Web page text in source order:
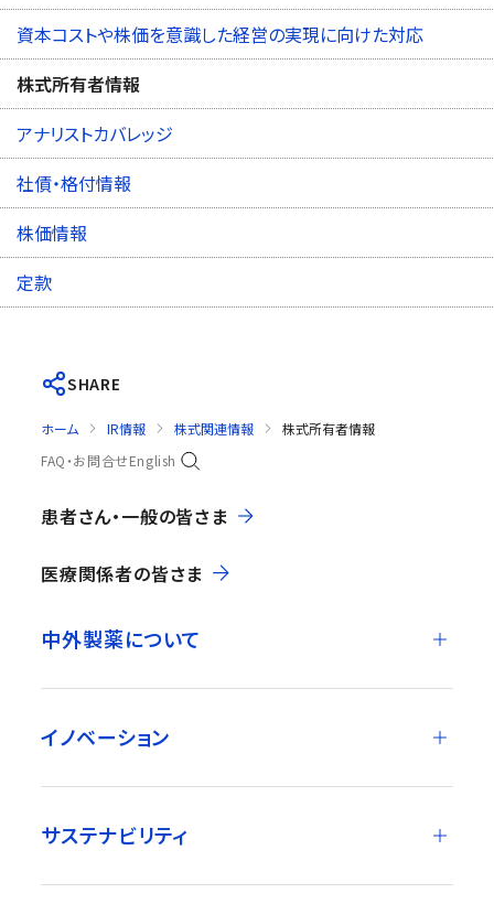
資本コストや株価を意識した経営の実現に向けた対応
株式所有者情報
アナリストカバレッジ
社債・格付情報
株価情報
定款
SHARE
ホーム IR情報 株式関連情報
株式所有者情報
FAQ・お問合せEnglish
患者さん・一般の皆さま
医療関係者の皆さま
中外製薬について
イノベーション
サステナビリティ